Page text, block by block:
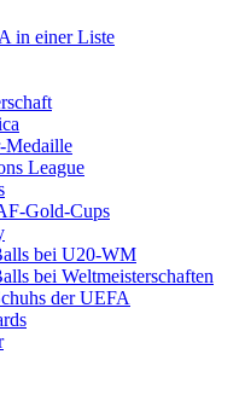
in einer Liste
Medaille
League
Gold-Cups
bei U20-WM
bei Weltmeisterschaften
der UEFA